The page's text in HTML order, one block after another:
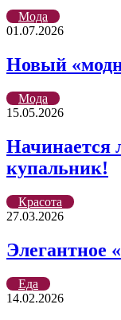
Мода
01.07.2026
Новый
Мода
15.05.2026
Начинается
купальник!
Красота
27.03.2026
Элегантное
Еда
14.02.2026